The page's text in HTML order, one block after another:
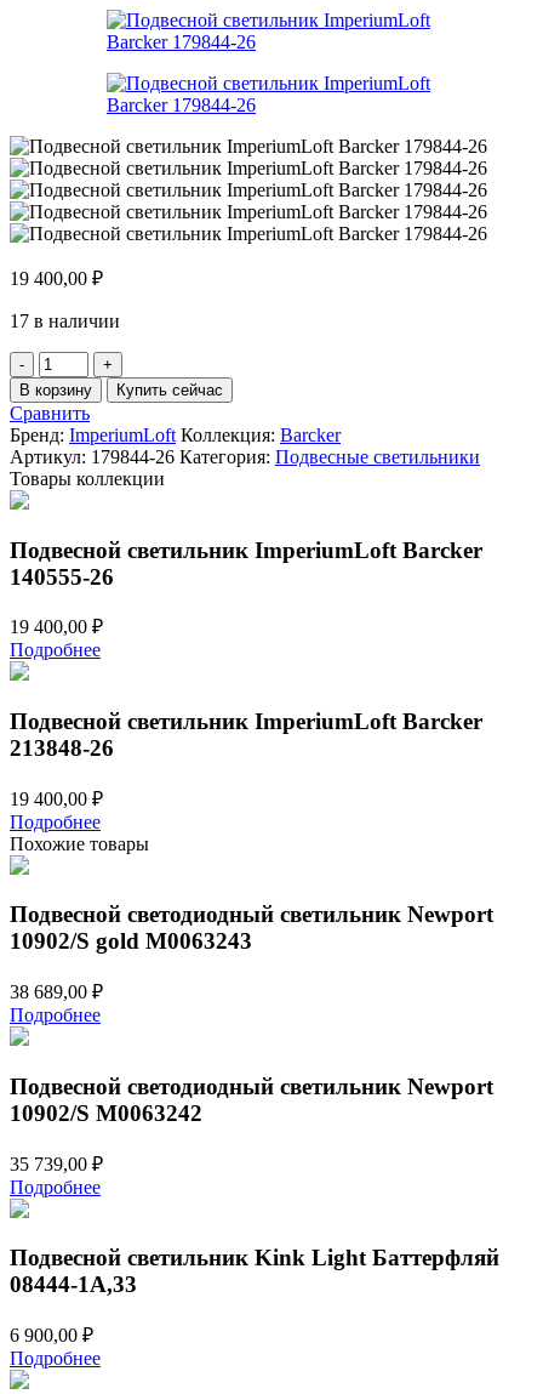
19 400,00 ₽
17 в наличии
Количество
товара
Подвесной
светильник
ImperiumLoft
Barcker
179844-
В корзину Купить сейчас
Сравнить
Бренд: ImperiumLoft Коллекция: Barcker
Артикул: 179844-26 Категория: Подвесные светильники
Товары коллекции
Подвесной светильник ImperiumLoft Barcker
140555-26
19 400,00 ₽
Подробнее
Подвесной светильник ImperiumLoft Barcker
213848-26
19 400,00 ₽
Подробнее
Похожие товары
Подвесной светодиодный светильник Newport
10902/S gold М0063243
38 689,00 ₽
Подробнее
Подвесной светодиодный светильник Newport
10902/S М0063242
35 739,00 ₽
Подробнее
Подвесной светильник Kink Light Баттерфляй
08444-1A,33
6 900,00 ₽
Подробнее